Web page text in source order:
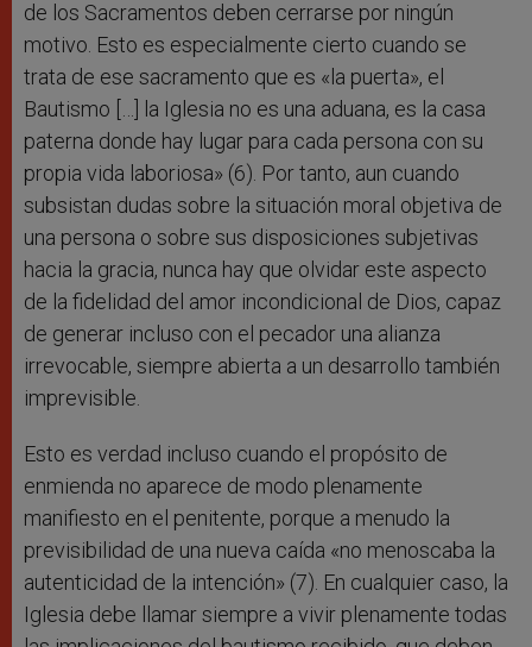
de los Sacramentos deben cerrarse por ningún
motivo. Esto es especialmente cierto cuando se
trata de ese sacramento que es «la puerta», el
Bautismo […] la Iglesia no es una aduana, es la casa
paterna donde hay lugar para cada persona con su
propia vida laboriosa» (6). Por tanto, aun cuando
subsistan dudas sobre la situación moral objetiva de
una persona o sobre sus disposiciones subjetivas
hacia la gracia, nunca hay que olvidar este aspecto
de la fidelidad del amor incondicional de Dios, capaz
de generar incluso con el pecador una alianza
irrevocable, siempre abierta a un desarrollo también
imprevisible.
Esto es verdad incluso cuando el propósito de
enmienda no aparece de modo plenamente
manifiesto en el penitente, porque a menudo la
previsibilidad de una nueva caída «no menoscaba la
autenticidad de la intención» (7). En cualquier caso, la
Iglesia debe llamar siempre a vivir plenamente todas